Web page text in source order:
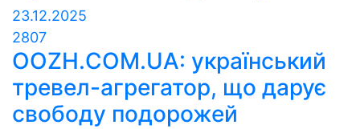
23.12.2025
2807
OOZH.COM.UA: український
тревел-агрегатор, що дарує
свободу подорожей